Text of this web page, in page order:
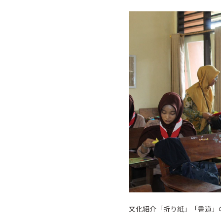
文化紹介「折り紙」「書道」